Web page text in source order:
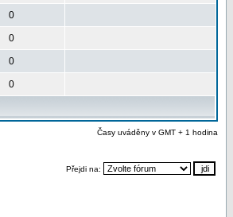
0
0
0
0
Časy uváděny v GMT + 1 hodina
Přejdi na: